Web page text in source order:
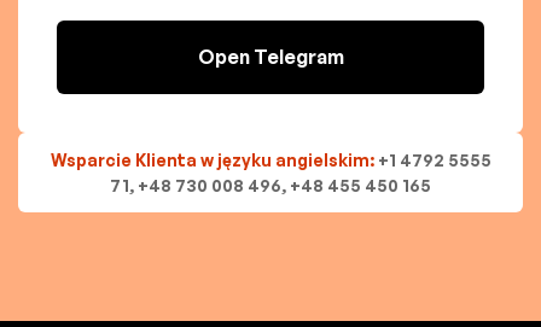
Open Telegram
Wsparcie Klienta w języku angielskim: +1 4792 5555
71, +48 730 008 496, +48 455 450 165